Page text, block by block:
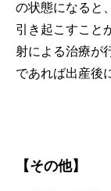
の状態になると
引き起こすこと
射による治療が
であれば出産後
【その他】